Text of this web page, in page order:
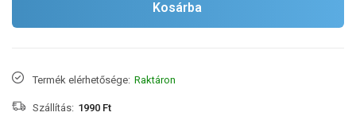
Kosárba
Termék elérhetősége: Raktáron
Szállítás: 1990 Ft